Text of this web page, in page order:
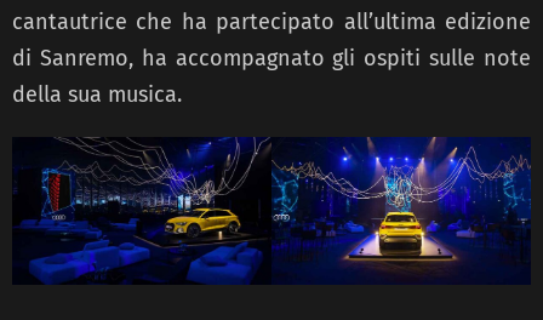
cantautrice che ha partecipato all’ultima edizione
di Sanremo, ha accompagnato gli ospiti sulle note
della sua musica.